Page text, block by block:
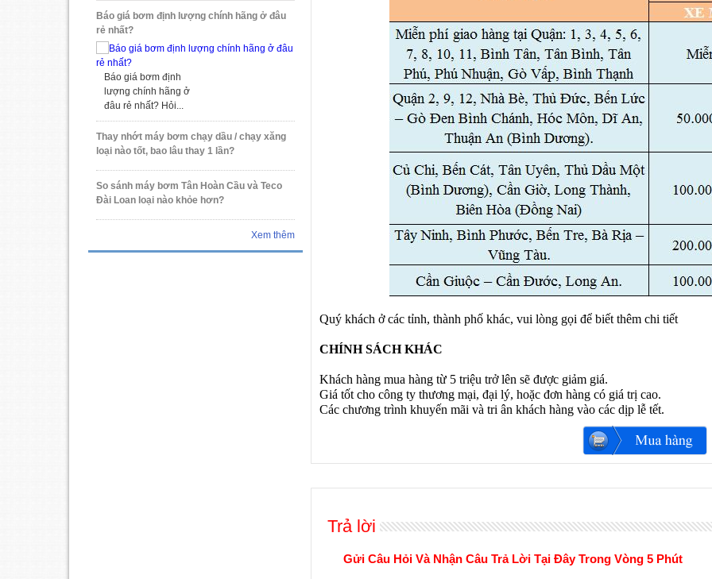
Báo giá bơm định lượng chính hãng ở đâu
rẻ nhất?
Báo giá bơm định
lượng chính hãng ở
đâu rẻ nhất? Hỏi...
Thay nhớt máy bơm chạy dầu / chạy xăng
loại nào tốt, bao lâu thay 1 lần?
So sánh máy bơm Tân Hoàn Cầu và Teco
Đài Loan loại nào khỏe hơn?
Xem thêm
Quý khách ở các tỉnh, thành phố khác, vui lòng gọi để biết thêm chi tiết
CHÍNH SÁCH KHÁC
Khách hàng mua hàng từ 5 triệu trở lên sẽ được giảm giá.
Giá tốt cho công ty thương mại, đại lý, hoặc đơn hàng có giá trị cao.
Các chương trình khuyến mãi và tri ân khách hàng vào các dịp lễ tết.
Trả lời
Gửi Câu Hỏi Và Nhận Câu Trả Lời Tại Đây Trong Vòng 5 Phút